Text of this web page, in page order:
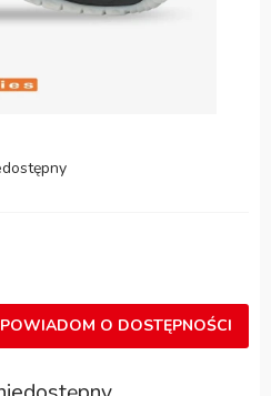
POWIADOM O DOSTĘPNOŚCI